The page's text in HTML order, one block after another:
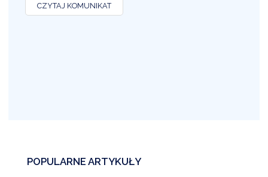
CZYTAJ KOMUNIKAT
POPULARNE ARTYKUŁY